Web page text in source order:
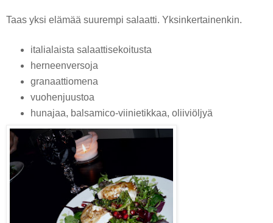
Taas yksi elämää suurempi salaatti. Yksinkertainenkin.
italialaista salaattisekoitusta
herneenversoja
granaattiomena
vuohenjuustoa
hunajaa, balsamico-viinietikkaa, oliiviöljyä